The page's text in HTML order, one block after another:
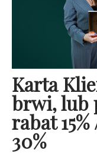
Karta
brwi, lub
rabat
30%